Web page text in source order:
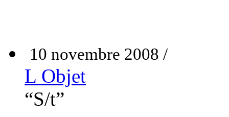
10 novembre 2008 /
L Objet
“S/t”